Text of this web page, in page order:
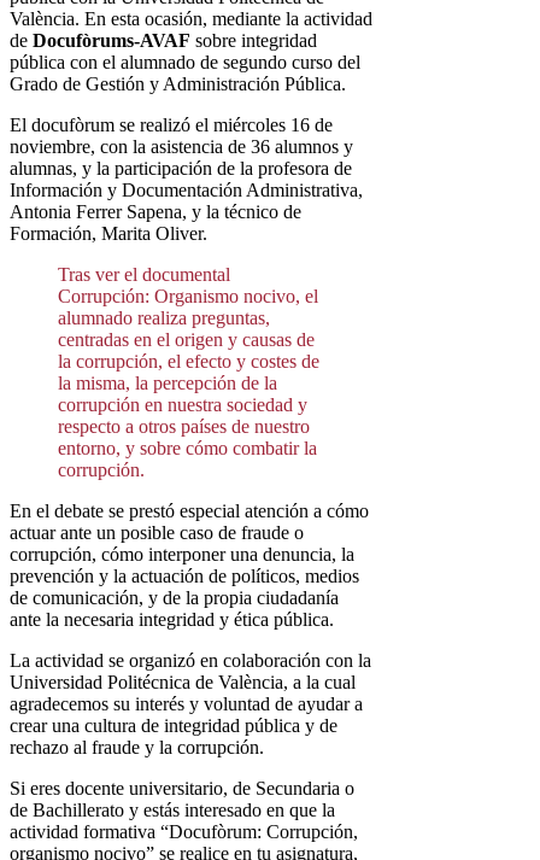
València. En esta ocasión, mediante la actividad
de Docufòrums-AVAF sobre integridad
pública con el alumnado de segundo curso del
Grado de Gestión y Administración Pública.
El docufòrum se realizó el miércoles 16 de
noviembre, con la asistencia de 36 alumnos y
alumnas, y la participación de la profesora de
Información y Documentación Administrativa,
Antonia Ferrer Sapena, y la técnico de
Formación, Marita Oliver.
Tras ver el documental
Corrupción: Organismo nocivo, el
alumnado realiza preguntas,
centradas en el origen y causas de
la corrupción, el efecto y costes de
la misma, la percepción de la
corrupción en nuestra sociedad y
respecto a otros países de nuestro
entorno, y sobre cómo combatir la
corrupción.
En el debate se prestó especial atención a cómo
actuar ante un posible caso de fraude o
corrupción, cómo interponer una denuncia, la
prevención y la actuación de políticos, medios
de comunicación, y de la propia ciudadanía
ante la necesaria integridad y ética pública.
La actividad se organizó en colaboración con la
Universidad Politécnica de València, a la cual
agradecemos su interés y voluntad de ayudar a
crear una cultura de integridad pública y de
rechazo al fraude y la corrupción.
Si eres docente universitario, de Secundaria o
de Bachillerato y estás interesado en que la
actividad formativa “Docufòrum: Corrupción,
organismo nocivo” se realice en tu asignatura,